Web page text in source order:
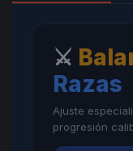
⚔️
Razas
Ajuste
progresión